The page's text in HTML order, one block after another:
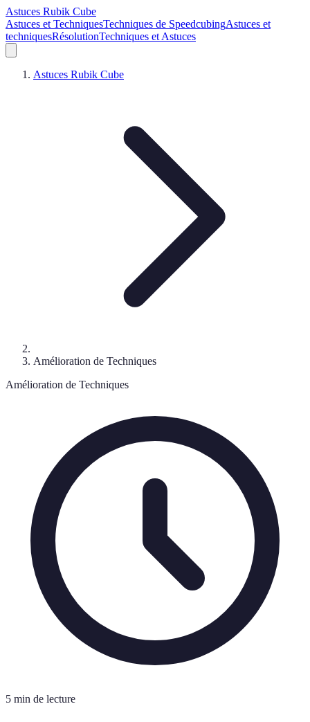
Astuces Rubik Cube
Astuces et TechniquesTechniques de SpeedcubingAstuces et
techniquesRésolutionTechniques et Astuces
Astuces Rubik Cube
Amélioration de Techniques
Amélioration de Techniques
5 min de lecture